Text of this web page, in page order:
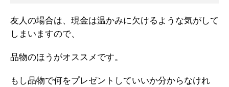
友人の場合は、現金は温かみに欠けるような気がして
しまいますので、
品物のほうがオススメです。
もし品物で何をプレゼントしていいか分からなけれ